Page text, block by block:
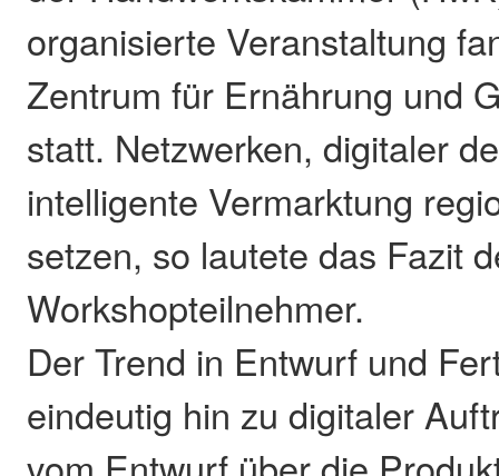
organisierte Veranstaltung
Zentrum für Ernährung und
statt. Netzwerken, digitaler
intelligente Vermarktung
setzen, so lautete das Fazit
Workshopteilnehmer.
Der Trend in Entwurf und
eindeutig hin zu digitaler